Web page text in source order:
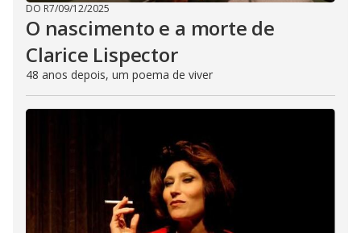
DO R7/09/12/2025
O nascimento e a morte de
Clarice Lispector
48 anos depois, um poema de viver